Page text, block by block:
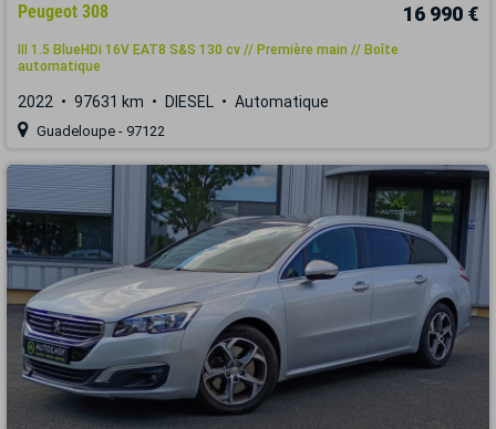
Peugeot 308 16 990 €
III 1.5 BlueHDi 16V EAT8 S&S 130 cv // Première main // Boîte
automatique
2022 97631 km DIESEL Automatique
Guadeloupe - 97122